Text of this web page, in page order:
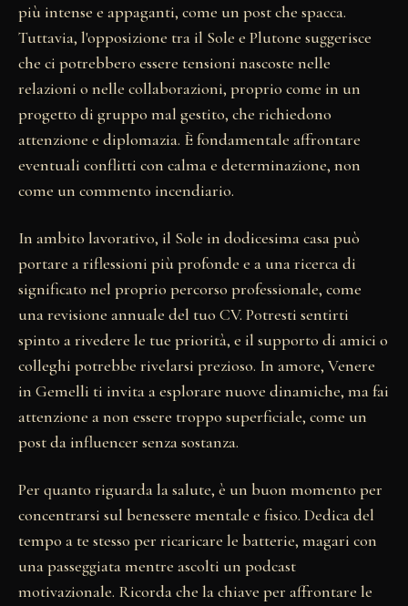
più intense e appaganti, come un post che spacca.
Tuttavia, l'opposizione tra il Sole e Plutone suggerisce
che ci potrebbero essere tensioni nascoste nelle
relazioni o nelle collaborazioni, proprio come in un
progetto di gruppo mal gestito, che richiedono
attenzione e diplomazia. È fondamentale affrontare
eventuali conflitti con calma e determinazione, non
come un commento incendiario.
In ambito lavorativo, il Sole in dodicesima casa può
portare a riflessioni più profonde e a una ricerca di
significato nel proprio percorso professionale, come
una revisione annuale del tuo CV. Potresti sentirti
spinto a rivedere le tue priorità, e il supporto di amici o
colleghi potrebbe rivelarsi prezioso. In amore, Venere
in Gemelli ti invita a esplorare nuove dinamiche, ma fai
attenzione a non essere troppo superficiale, come un
post da influencer senza sostanza.
Per quanto riguarda la salute, è un buon momento per
concentrarsi sul benessere mentale e fisico. Dedica del
tempo a te stesso per ricaricare le batterie, magari con
una passeggiata mentre ascolti un podcast
motivazionale. Ricorda che la chiave per affrontare le